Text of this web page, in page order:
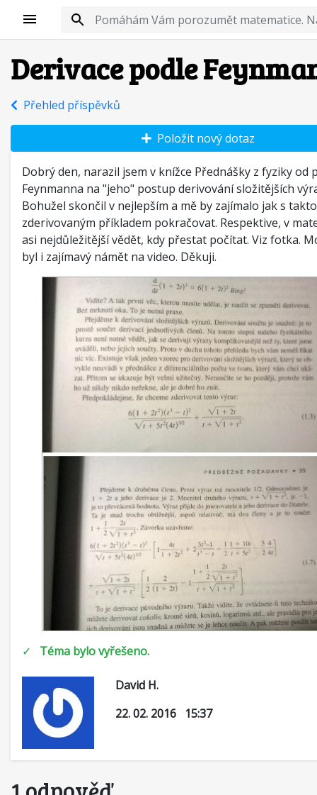
Derivace podle
Přehled příspěvků
Dobrý den, narazil jsem v knížce Přednášky z fyziky od
Feynmanna na "jeho" postup derivování složitějších
Bohužel skončil v nejlepším a mě by zajímalo jak s takto
zderivovaným příkladem pokračovat. Respektive, v
asi nejdůležitější vědět, kdy přestat počítat. Viz fotka.
byl i zajímavý námět na video. Děkuji.
✓ Téma bylo vyřešeno.
David H.
22. 02. 2016 15:37
Položit nový dotaz